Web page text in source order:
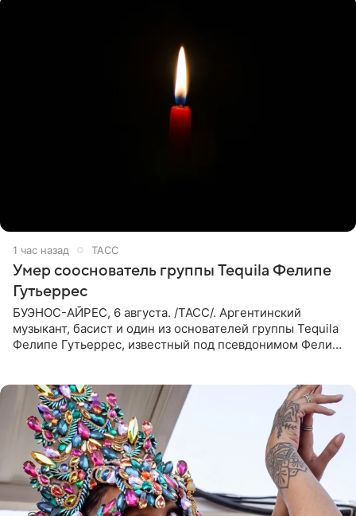
1 час назад ТАСС
Умер сооснователь группы Tequila Фелипе
Гутьеррес
БУЭНОС-АЙРЕС, 6 августа. /ТАСС/. Аргентинский
музыкант, басист и один из основателей группы Tequila
Фелипе Гутьеррес, известный под псевдонимом Фелипе